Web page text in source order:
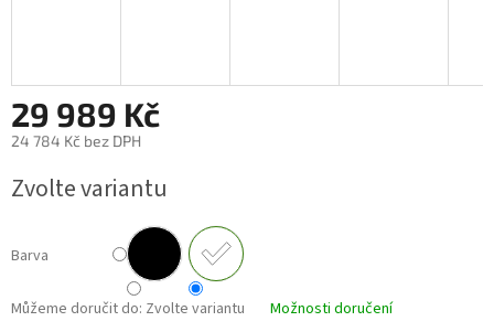
29 989 Kč
24 784 Kč bez DPH
cena:
Zvolte variantu
Barva
Můžeme doručit do: Zvolte variantu Možnosti doručení